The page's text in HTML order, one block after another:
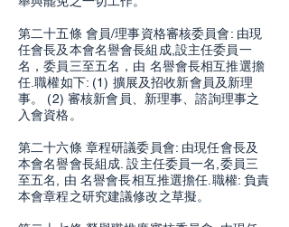
第二十五條 會員/理事資格審核委員會: 由現
任會長及本會名譽會長組成,設主任委員一
名，委員三至五名，由 名譽會長相互推選擔
任.職權如下: (1) 擴展及招收新會員及新理
事。 (2) 審核新會員、新理事、諮詢理事之
入會資格。
第二十六條 章程研議委員會: 由現任會長及
本會名譽會長組成. 設主任委員一名,委員三
至五名, 由 名譽會長相互推選擔任.職權: 負責
本會章程之研究建議修改之草擬。